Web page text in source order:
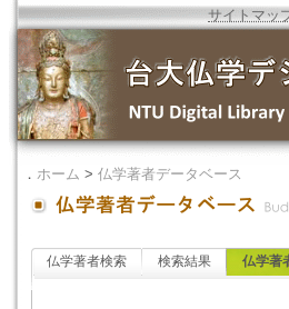
サイトマッ
． ホーム > 仏学著者データベース
仏学著者検索 検索結果 仏学著